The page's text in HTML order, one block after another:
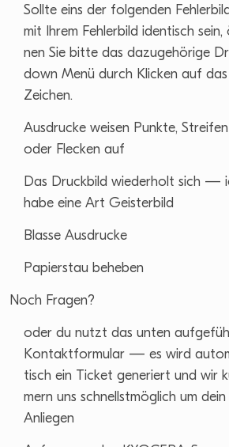
Sollte eins der fol­gen­den
mit Ihrem Feh­ler­bild iden­tisch
nen Sie bitte das dazu­ge­hö­rige
down Menü durch Kli­cken auf
Zeichen.
Aus­dru­cke wei­sen Punkte, Strei­fen
oder Fle­cken auf
Das Druck­bild wie­der­holt sich —
habe eine Art Geisterbild
Blasse Aus­dru­cke
Papier­stau beheben
Noch Fra­gen?
oder du nutzt das unten
Kon­takt­for­mu­lar — es wird
tisch ein Ticket gene­riert und wir
mern uns schnellst­mög­lich um dein
Anliegen